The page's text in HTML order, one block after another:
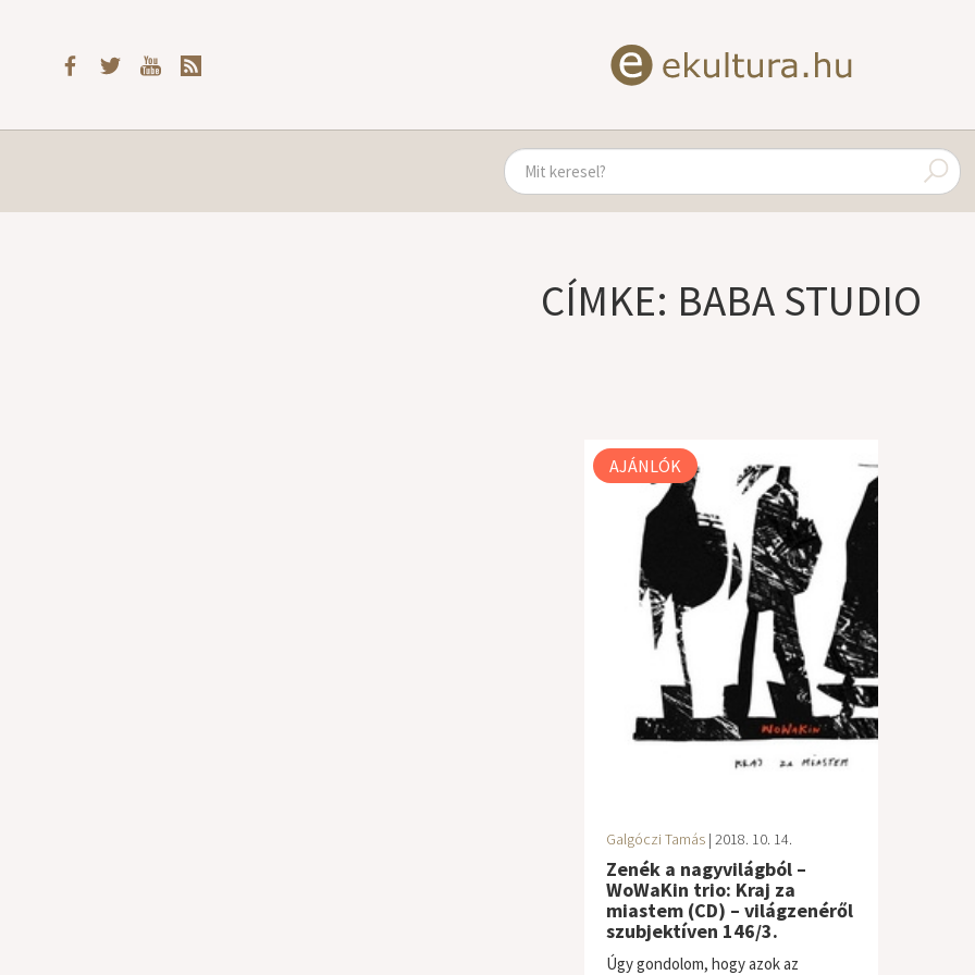
CÍMKE: BABA STUDIO
AJÁNLÓK
Galgóczi Tamás | 2018. 10. 14.
Zenék a nagyvilágból –
WoWaKin trio: Kraj za
miastem (CD) – világzenéről
szubjektíven 146/3.
Úgy gondolom, hogy azok az